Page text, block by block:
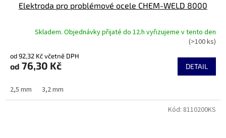
Elektroda pro problémové ocele CHEM-WELD 8000
Skladem. Objednávky přijaté do 12.h vyřizujeme v tento den
(>100 ks)
od 92,32 Kč včetně DPH
od 76,30 Kč DETAIL
2,5 mm 3,2 mm
Kód: 8110200KS